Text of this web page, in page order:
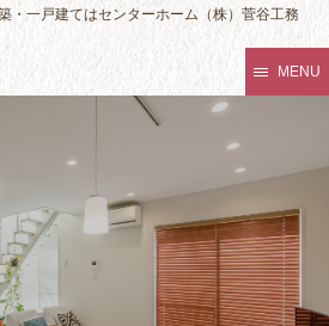
・一戸建てはセンターホーム（株）菅谷工務
MENU